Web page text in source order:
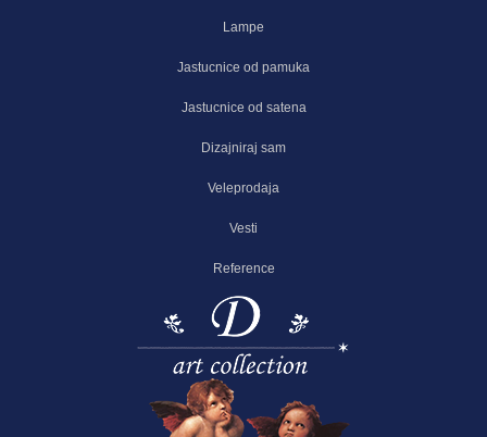
Lampe
Jastucnice od pamuka
Jastucnice od satena
Dizajniraj sam
Veleprodaja
Vesti
Reference